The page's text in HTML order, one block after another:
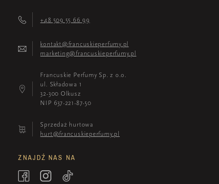
+48 509 55 66 99
kontakt@francuskieperfumy.pl
marketing@francuskieperfumy.pl
Francuskie Perfumy Sp. z o.o.
ul. Składowa 1
32-300 Olkusz
NIP 637-221-87-50
Sprzedaż hurtowa
hurt@francuskieperfumy.pl
ZNAJDŹ NAS NA